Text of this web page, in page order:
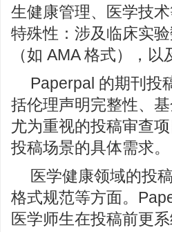
生健康管理、医学技
特殊性：涉及临床实
（如 AMA 格式），
Paperpal 的期刊投
括伦理声明完整性、
尤为重视的投稿审查
投稿场景的具体需求。
医学健康领域的投
格式规范等方面。
医学师生在投稿前更